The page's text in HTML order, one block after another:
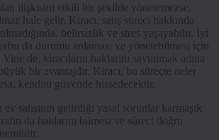
ilişkisini etkili bir şekilde yönetemezse,
hale gelir. Kiracı, satış süreci hakkında
belirsizlik ve stres yaşayabilir. İyi
da durumu anlaması ve yönetebilmesi için
de, kiracıların haklarını savunmak adına
bir avantajdır. Kiracı, bu süreçte neler
kendini güvende hissedecektir.
satışının getirdiği yasal sorunlar karmaşık
da haklarını bilmesi ve süreci doğru